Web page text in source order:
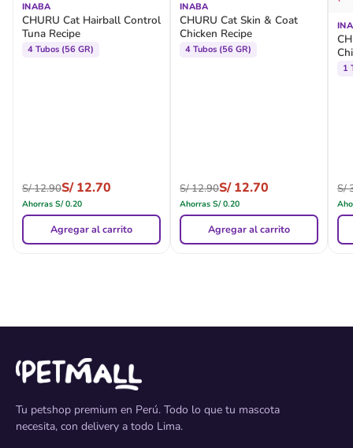
INABA
CHURU Cat Hairball Control
Tuna Recipe
4 Tubos (56 GR)
S/12.90S/12.70
Ahorras S/0.20
Agregar al carrito
INABA
CHURU Cat Skin & Coat
Chicken Recipe
4 Tubos (56 GR)
S/12.90S/12.70
Ahorras S/0.20
Agregar al carrito
1
S/
Tu petshop premium en Perú. Todo lo que tu mascota
necesita, con delivery a todo Lima.